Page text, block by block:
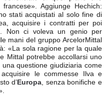
Aggiunge Hechich:
stati acquistati al solo fine di
acquisire i contratti per poi
Non ci voleva un genio per
mani del gruppo ArcelorMittal
«La sola ragione per la quale
Mittal potrebbe accollarsi uno
questione giudiziaria come
le commesse Ilva e
d’ Europa , senza bonifiche e